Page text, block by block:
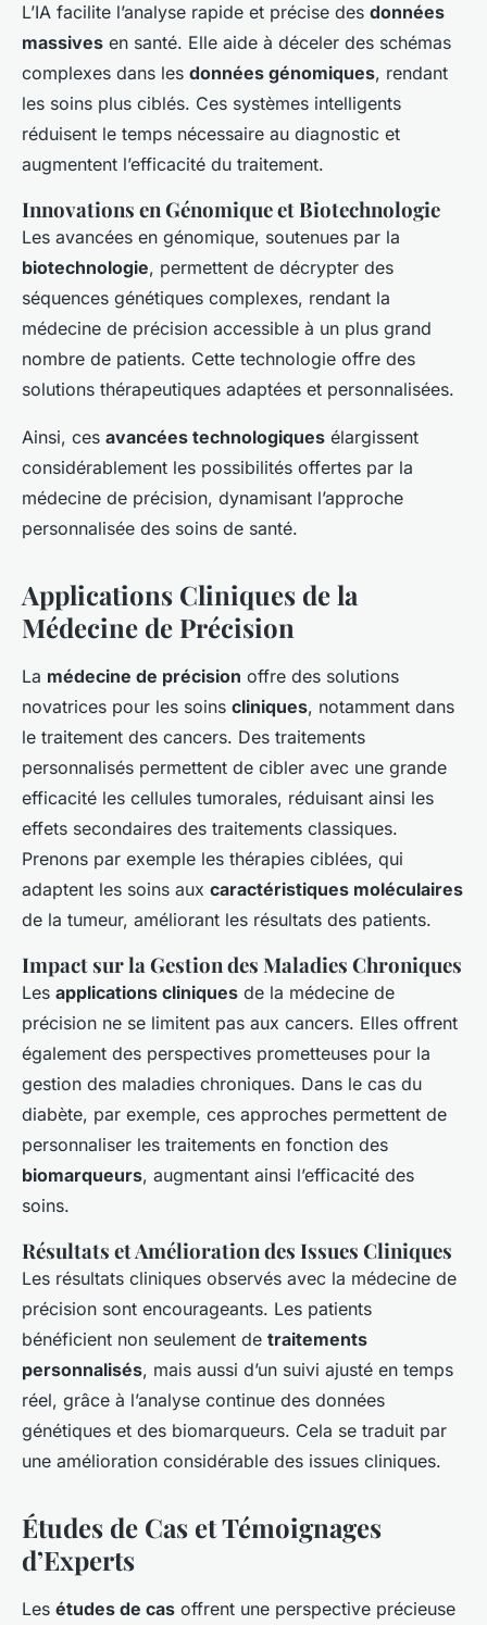
L’IA facilite l’analyse rapide et précise des données
massives en santé. Elle aide à déceler des schémas
complexes dans les données génomiques, rendant
les soins plus ciblés. Ces systèmes intelligents
réduisent le temps nécessaire au diagnostic et
augmentent l’efficacité du traitement.
Innovations en Génomique et Biotechnologie
Les avancées en génomique, soutenues par la
biotechnologie, permettent de décrypter des
séquences génétiques complexes, rendant la
médecine de précision accessible à un plus grand
nombre de patients. Cette technologie offre des
solutions thérapeutiques adaptées et personnalisées.
Ainsi, ces avancées technologiques élargissent
considérablement les possibilités offertes par la
médecine de précision, dynamisant l’approche
personnalisée des soins de santé.
Applications Cliniques de la
Médecine de Précision
La médecine de précision offre des solutions
novatrices pour les soins cliniques, notamment dans
le traitement des cancers. Des traitements
personnalisés permettent de cibler avec une grande
efficacité les cellules tumorales, réduisant ainsi les
effets secondaires des traitements classiques.
Prenons par exemple les thérapies ciblées, qui
adaptent les soins aux caractéristiques moléculaires
de la tumeur, améliorant les résultats des patients.
Impact sur la Gestion des Maladies Chroniques
Les applications cliniques de la médecine de
précision ne se limitent pas aux cancers. Elles offrent
également des perspectives prometteuses pour la
gestion des maladies chroniques. Dans le cas du
diabète, par exemple, ces approches permettent de
personnaliser les traitements en fonction des
biomarqueurs, augmentant ainsi l’efficacité des
soins.
Résultats et Amélioration des Issues Cliniques
Les résultats cliniques observés avec la médecine de
précision sont encourageants. Les patients
bénéficient non seulement de traitements
personnalisés, mais aussi d’un suivi ajusté en temps
réel, grâce à l’analyse continue des données
génétiques et des biomarqueurs. Cela se traduit par
une amélioration considérable des issues cliniques.
Études de Cas et Témoignages
d’Experts
Les études de cas offrent une perspective précieuse